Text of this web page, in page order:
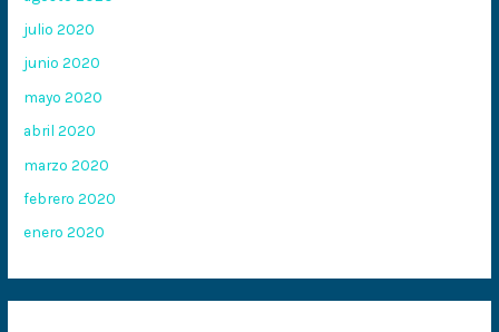
julio 2020
junio 2020
mayo 2020
abril 2020
marzo 2020
febrero 2020
enero 2020